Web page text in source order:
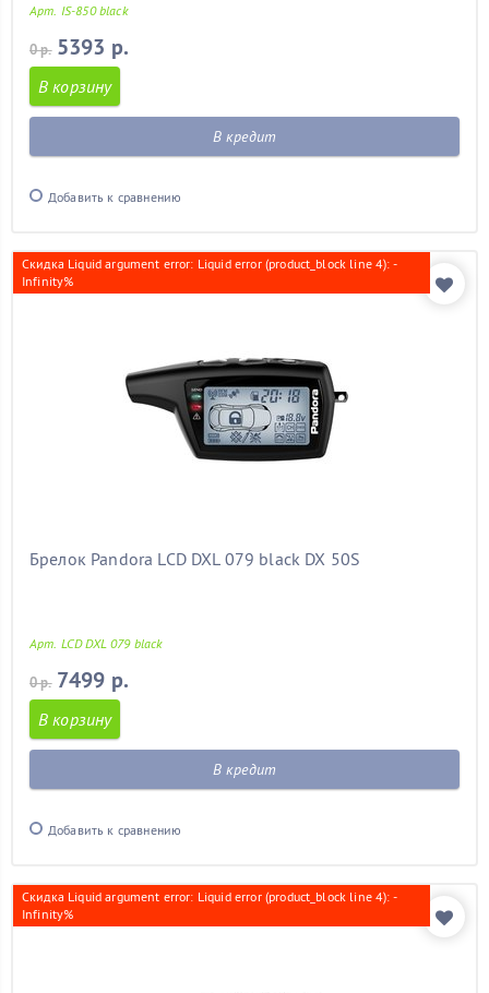
Арт. IS-850 black
0 р. 5393 р.
В корзину
В кредит
Добавить к сравнению
Скидка Liquid argument error: Liquid error (product_block line 4): -
Infinity%
Брелок Pandora LCD DXL 079 black DX 50S
Арт. LCD DXL 079 black
0 р. 7499 р.
В корзину
В кредит
Добавить к сравнению
Скидка Liquid argument error: Liquid error (product_block line 4): -
Infinity%